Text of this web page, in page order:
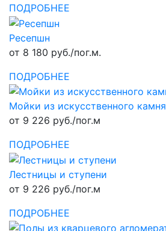
ПОДРОБНЕЕ
Ресепшн
от 8 180 руб./пог.м.
ПОДРОБНЕЕ
Мойки из искусственного камня
от 9 226 руб./пог.м
ПОДРОБНЕЕ
Лестницы и ступени
от 9 226 руб./пог.м
ПОДРОБНЕЕ